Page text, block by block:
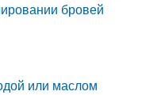
бровей
или маслом